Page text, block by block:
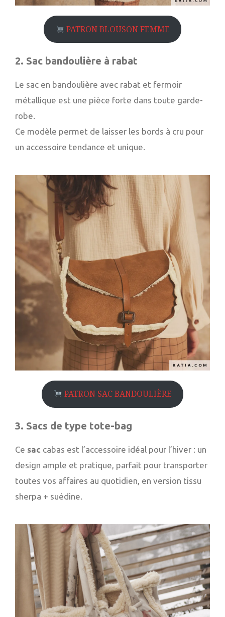
PATRON BLOUSON FEMME
2. Sac bandoulière à rabat
Le sac en bandoulière avec rabat et fermoir
métallique est une pièce forte dans toute garde-
robe.
Ce modèle permet de laisser les bords à cru pour
un accessoire tendance et unique.
PATRON SAC BANDOULIÈRE
3. Sacs de type tote-bag
Ce sac cabas est l’accessoire idéal pour l’hiver : un
design ample et pratique, parfait pour transporter
toutes vos affaires au quotidien, en version tissu
sherpa + suédine.